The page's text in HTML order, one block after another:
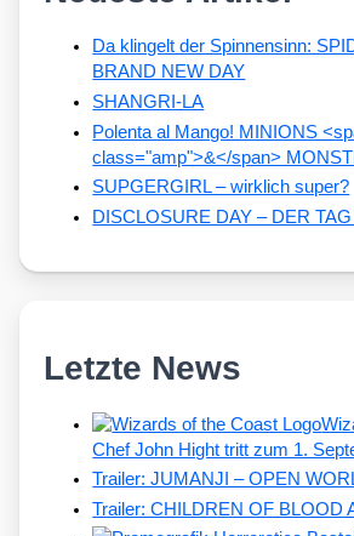
Da klingelt der Spinnensinn:
BRAND NEW DAY
SHANGRI-LA
Polenta al Mango! MINIONS
class="amp">&</span>
SUPGERGIRL – wirklich super?
DISCLOSURE DAY – DER
Letzte News
Chef John Hight tritt zum 1.
Trailer: JUMANJI – OPEN
Trailer: CHILDREN OF BLOOD